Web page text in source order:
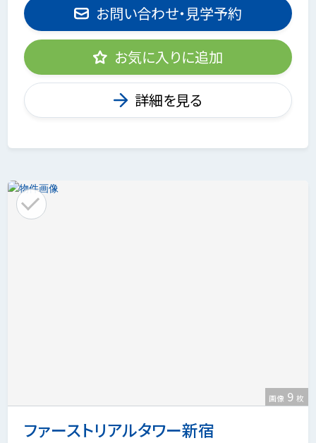
お問い合わせ・見学予約
お気に入りに追加
詳細を見る
ファーストリアルタワー新宿
画像 9 枚